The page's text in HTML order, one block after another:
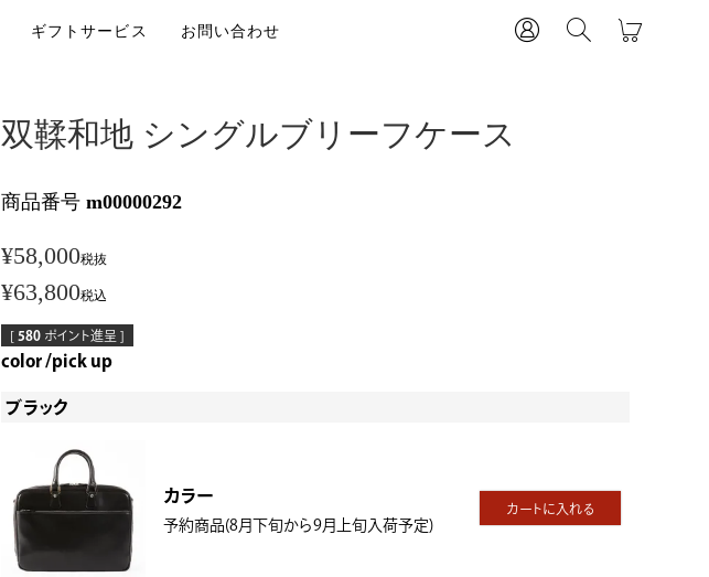
ギフトサービス お問い合わせ
双鞣和地 シングルブリーフケース
商品番号 m00000292
¥58,000税抜
¥63,800税込
[ 580 ポイント進呈 ]
color pick up
ブラック
カラー
予約商品(8月下旬から9月上旬入荷予定)
カートに入れる